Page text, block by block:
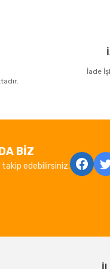
İade
BİZ
edebilirsiniz.